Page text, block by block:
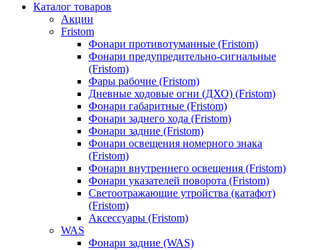
Каталог товаров
Акции
Fristom
Фонари противотуманные (Fristom)
Фонари предупредительно-сигнальные
(Fristom)
Фары рабочие (Fristom)
Дневные ходовые огни (ДХО) (Fristom)
Фонари габаритные (Fristom)
Фонари заднего хода (Fristom)
Фонари задние (Fristom)
Фонари освещения номерного знака
(Fristom)
Фонари внутреннего освещения (Fristom)
Фонари указателей поворота (Fristom)
Светоотражающие утройства (катафот)
(Fristom)
Аксессуары (Fristom)
WAS
Фонари задние (WAS)